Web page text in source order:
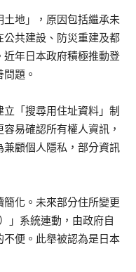
地」，原因包括繼承未
共建設、防災重建及都
年日本政府積極推動登
題。
「搜尋用住址資料」制
易確認所有權人資訊，
顧個人隱私，部分資訊
化。未來部分住所變更
」系統連動，由政府自
便。此舉被認為是日本